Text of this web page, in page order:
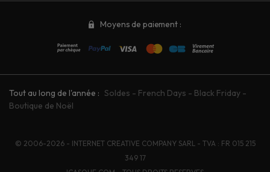
Moyens de paiement :
Tout au long de l'année : Soldes - French Days - Black Friday -
Boutique de Noël
© 2006-2026 - INTERNET CREATIVE COMPANY SARL - TVA : FR 015 215
349 17